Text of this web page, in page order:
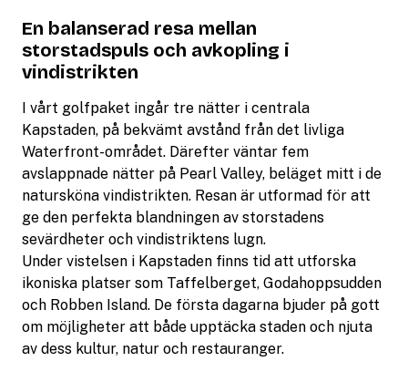
En balanserad resa mellan
storstadspuls och avkopling i
vindistrikten
I vårt golfpaket ingår tre nätter i centrala
Kapstaden, på bekvämt avstånd från det livliga
Waterfront-området. Därefter väntar fem
avslappnade nätter på Pearl Valley, beläget mitt i de
natursköna vindistrikten. Resan är utformad för att
ge den perfekta blandningen av storstadens
sevärdheter och vindistriktens lugn.
Under vistelsen i Kapstaden finns tid att utforska
ikoniska platser som Taffelberget, Godahoppsudden
och Robben Island. De första dagarna bjuder på gott
om möjligheter att både upptäcka staden och njuta
av dess kultur, natur och restauranger.